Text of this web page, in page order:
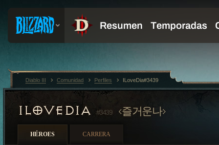
ILOVEDIA #3439 즐거운나
HÉROES CARRERA
Diablo III Comunidad Perfiles ILoveDia#3439